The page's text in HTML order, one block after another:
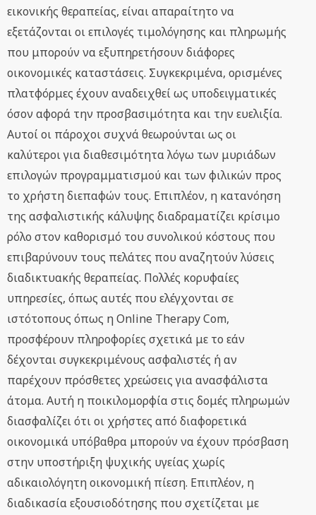
εικονικής θεραπείας, είναι απαραίτητο να
εξετάζονται οι επιλογές τιμολόγησης και πληρωμής
που μπορούν να εξυπηρετήσουν διάφορες
οικονομικές καταστάσεις. Συγκεκριμένα, ορισμένες
πλατφόρμες έχουν αναδειχθεί ως υποδειγματικές
όσον αφορά την προσβασιμότητα και την ευελιξία.
Αυτοί οι πάροχοι συχνά θεωρούνται ως οι
καλύτεροι για διαθεσιμότητα λόγω των μυριάδων
επιλογών προγραμματισμού και των φιλικών προς
το χρήστη διεπαφών τους. Επιπλέον, η κατανόηση
της ασφαλιστικής κάλυψης διαδραματίζει κρίσιμο
ρόλο στον καθορισμό του συνολικού κόστους που
επιβαρύνουν τους πελάτες που αναζητούν λύσεις
διαδικτυακής θεραπείας. Πολλές κορυφαίες
υπηρεσίες, όπως αυτές που ελέγχονται σε
ιστότοπους όπως η Online Therapy Com,
προσφέρουν πληροφορίες σχετικά με το εάν
δέχονται συγκεκριμένους ασφαλιστές ή αν
παρέχουν πρόσθετες χρεώσεις για ανασφάλιστα
άτομα. Αυτή η ποικιλομορφία στις δομές πληρωμών
διασφαλίζει ότι οι χρήστες από διαφορετικά
οικονομικά υπόβαθρα μπορούν να έχουν πρόσβαση
στην υποστήριξη ψυχικής υγείας χωρίς
αδικαιολόγητη οικονομική πίεση. Επιπλέον, η
διαδικασία εξουσιοδότησης που σχετίζεται με